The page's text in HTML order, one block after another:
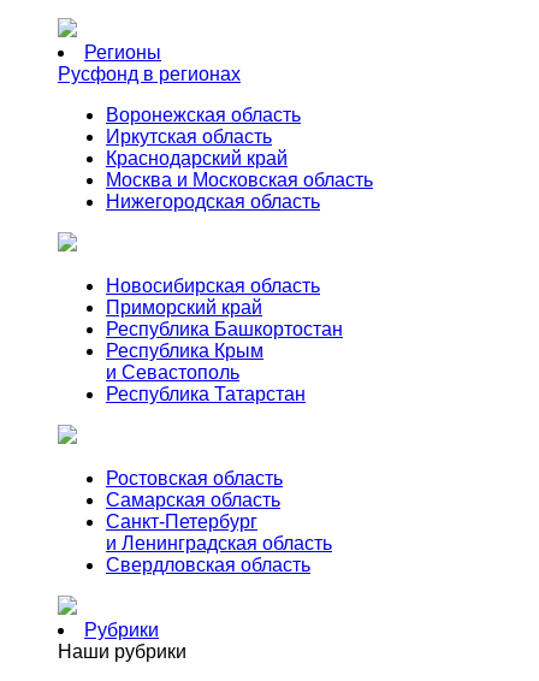
Регионы
Русфонд в регионах
Воронежская область
Иркутская область
Краснодарский край
Москва и Московская область
Нижегородская область
Новосибирская область
Приморский край
Республика Башкортостан
Республика Крым
и Севастополь
Республика Татарстан
Ростовская область
Самарская область
Санкт-Петербург
и Ленинградская область
Свердловская область
Рубрики
Наши рубрики